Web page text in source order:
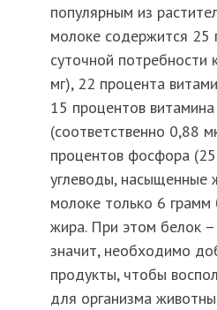
популярным из
молоке содержится 25
суточной потребности
мг), 22 процента
15 процентов
(соответственно 0,88
процентов фосфора
углеводы, насыщенные
молоке только 6 грамм
жира. При этом белок –
значит, необходимо
продукты, чтобы
для организма